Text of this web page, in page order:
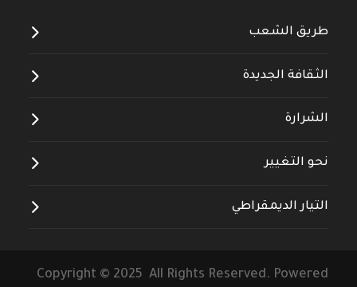
طريق الشعب
الثقافة الجديدة
الشرارة
نحو التغيير
التيار الديمقراطي
Copyright © 2025 All Rights Reserved. Powered